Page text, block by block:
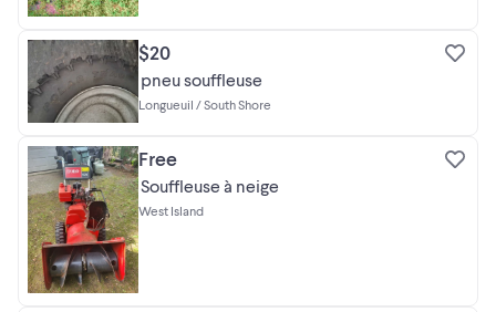
$20
pneu souffleuse
Longueuil / South Shore
Free
Souffleuse à neige
West Island